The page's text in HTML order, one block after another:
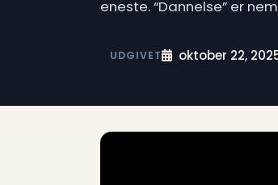
eneste. “Dannelse” er
UDGIVET oktober 22,